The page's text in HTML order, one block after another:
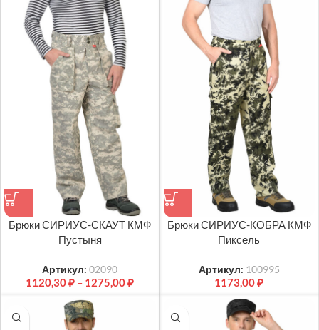
Брюки СИРИУС-СКАУТ КМФ
Пустыня
Артикул:02090
1120,30₽ – 1275,00₽
Брюки СИРИУС-КОБРА КМФ
Пиксель
Артикул: 100995
1173,00₽